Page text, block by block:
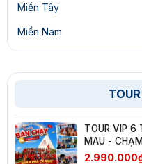
Miền Tây
Miền Nam
TOUR VIP 6
MAU -
NAM